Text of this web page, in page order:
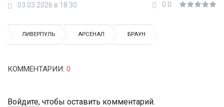
03.03.2026 в 18:30 0.0
ЛИВЕРПУЛЬ АРСЕНАЛ БРАУН
КОММЕНТАРИИ: 0
Войдите, чтобы оставить комментарий.